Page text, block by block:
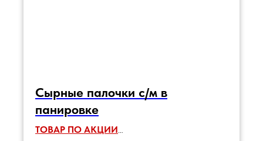
Сырные палочки с/м в
панировке
ТОВАР ПО АКЦИИ